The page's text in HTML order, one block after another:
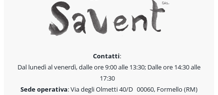
Contatti:
Dal lunedì al venerdì, dalle ore 9:00 alle 13:30; Dalle ore 14:30 alle
17:30
Sede operativa: Via degli Olmetti 40/D 00060, Formello (RM)